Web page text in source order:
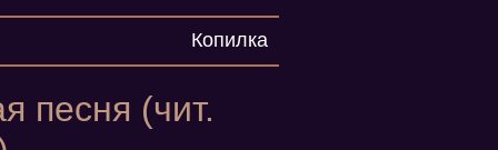
Копилка
песня (чит.